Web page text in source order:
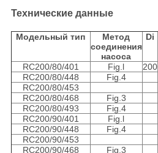
Технические данные
Модельный тип
Метод
соединения
насоса
Di
RC200/80/401 Fig.l 200
RC200/80/448
Fig.4
RC200/80/453
RC200/80/468
Fig.3
RC200/80/493
Fig.4
RC200/90/401
Fig.l
RC200/90/448
Fig.4
RC200/90/453
RC200/90/468
Fig.3